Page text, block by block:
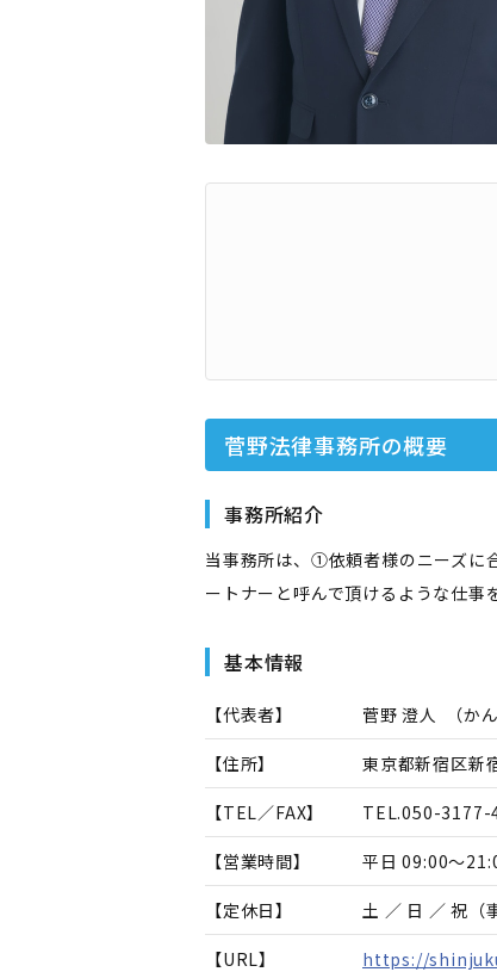
菅野法律事務所の概要
事務所紹介
当事務所は、①依頼者様のニーズに
ートナーと呼んで頂けるような仕事
基本情報
【代表者】 菅野 澄人 （か
【住所】 東京都新宿区新
【TEL／FAX】 TEL.050-3177-
【営業時間】 平日 09:00～
【定休日】 土 ／ 日 ／ 祝（
【URL】
https://